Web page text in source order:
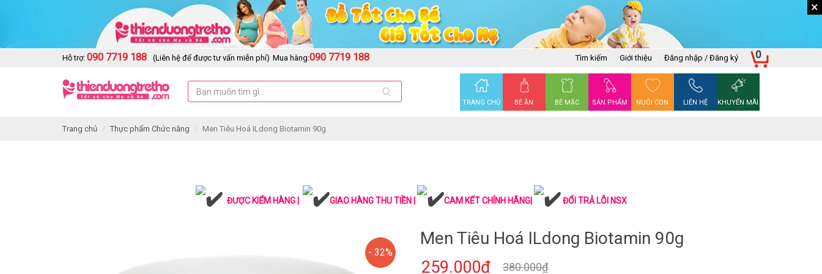
×
Hỗ trợ: 090 7719 188 (Liên hệ để được tư vấn miễn phí) Mua hàng:090 7719 188 Tìm kiếm Giới thiệu Đăng nhập / Đăng ký
TRANG CHỦ BÉ ĂN BÉ MẶC SẢN PHẨM NUÔI CON LIÊN HỆ KHUYẾN MÃI
0
Trang chủ Thực phẩm Chức năng Men Tiêu Hoá ILdong Biotamin 90g
ĐƯỢC KIỂM HÀNG | GIAO HÀNG THU TIỀN | CAM KẾT CHÍNH HÃNG| ĐỔI TRẢ LỖI NSX
- 32%
Men Tiêu Hoá ILdong Biotamin 90g
259.000₫ 380.000₫